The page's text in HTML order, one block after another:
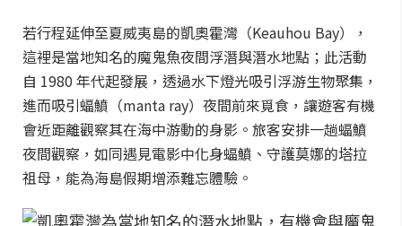
若行程延伸至夏威夷島的凱奧霍灣（Keauhou Bay），
這裡是當地知名的魔鬼魚夜間浮潛與潛水地點；此活動
自 1980 年代起發展，透過水下燈光吸引浮游生物聚集，
進而吸引蝠鱝（manta ray）夜間前來覓食，讓遊客有機
會近距離觀察其在海中游動的身影。旅客安排一趟蝠鱝
夜間觀察，如同遇見電影中化身蝠鱝、守護莫娜的塔拉
祖母，能為海島假期增添難忘體驗。